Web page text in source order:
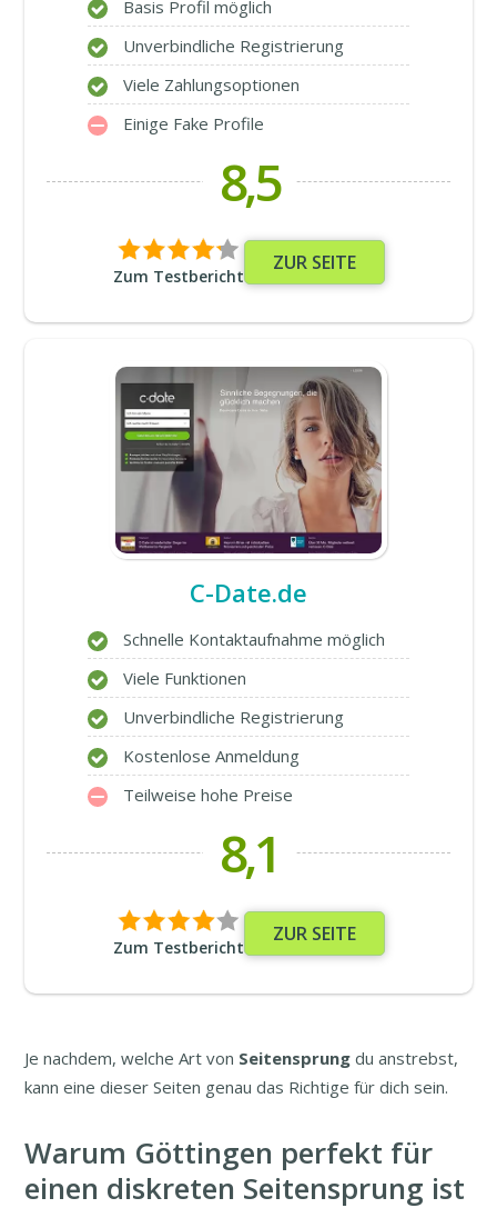
Basis Profil möglich
Unverbindliche Registrierung
Viele Zahlungsoptionen
Einige Fake Profile
8,5
Zum Testbericht
ZUR SEITE
C-Date.de
Schnelle Kontaktaufnahme möglich
Viele Funktionen
Unverbindliche Registrierung
Kostenlose Anmeldung
Teilweise hohe Preise
8,1
Zum Testbericht
ZUR SEITE
Je nachdem, welche Art von Seitensprung du anstrebst,
kann eine dieser Seiten genau das Richtige für dich sein.
Warum Göttingen perfekt für
einen diskreten Seitensprung ist